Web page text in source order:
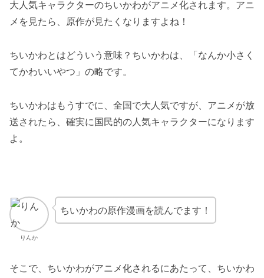
大人気キャラクターのちいかわがアニメ化されます。アニ
メを見たら、原作が見たくなりますよね！
ちいかわとはどういう意味？ちいかわは、「なんか小さく
てかわいいやつ」の略です。
ちいかわはもうすでに、全国で大人気ですが、アニメが放
送されたら、確実に国民的の人気キャラクターになります
よ。
りんか
ちいかわの原作漫画を読んでます！
そこで、ちいかわがアニメ化されるにあたって、ちいかわ